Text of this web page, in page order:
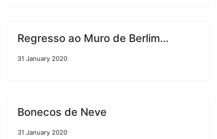
Regresso ao Muro de Berlim...
31 January 2020
Bonecos de Neve
31 January 2020